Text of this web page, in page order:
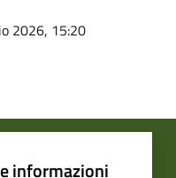
2026, 15:20
informazioni